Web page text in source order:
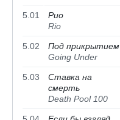
5.01
Рио
Rio
5.02
Под прикрытием
Going Under
5.03
Ставка на
смерть
Death Pool 100